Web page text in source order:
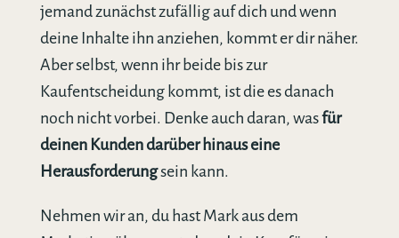
jemand zunächst zufällig auf dich und wenn
deine Inhalte ihn anziehen, kommt er dir näher.
Aber selbst, wenn ihr beide bis zur
Kaufentscheidung kommt, ist die es danach
noch nicht vorbei. Denke auch daran, wasfür
deinen Kundendarüber hinaus eine
Herausforderungsein kann.
Nehmen wir an, du hast Mark aus dem